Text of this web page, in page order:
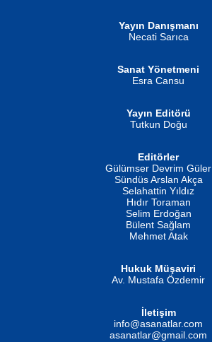
İSMAİL OKUTAN
Erkeklerin Kahrolması Ne Demektir
Evvel Zaman Tanrıçası...
Yayın Danışmanı
Necati Sarıca
Sanat Yönetmeni
Esra Cansu
Yayın Editörü
Tutkun Doğu
Editörler
Gülümser Devrim Güler
Sündüs Arslan Akça
Selahattin Yıldız
Hıdır Toraman
Selim Erdoğan
Bülent Sağlam
Mehmet Atak
Hukuk Müşaviri
Av. Mustafa Özdemir
İletişim
info@asanatlar.com
asanatlar@gmail.com